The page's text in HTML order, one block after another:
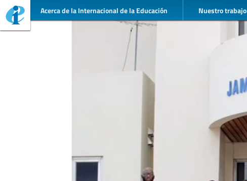
Acerca de la Internacional de la Educación Nuestro trabajo